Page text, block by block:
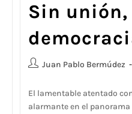
Sin
Juan Pablo Bermúdez
El lamentable atentado
alarmante en el